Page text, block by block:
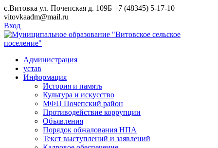
Skip
to
content
с.Витовка ул. Почепская д. 109Б +7 (48345) 5-17-10
vitovkaadm@mail.ru
Вход
Администрация
устав
Информация
История и память
Культура и искусство
МФЦ Почепский район
Противодействие коррупции
Объявления
Порядок обжалования НПА
Текст выступлений и заявлений